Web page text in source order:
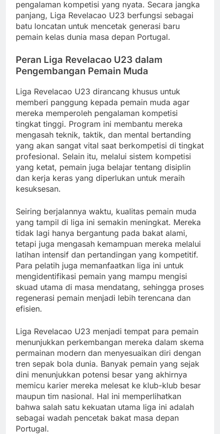
pengalaman kompetisi yang nyata. Secara jangka
panjang, Liga Revelacao U23 berfungsi sebagai
batu loncatan untuk mencetak generasi baru
pemain kelas dunia masa depan Portugal.
Peran Liga Revelacao U23 dalam
Pengembangan Pemain Muda
Liga Revelacao U23 dirancang khusus untuk
memberi panggung kepada pemain muda agar
mereka memperoleh pengalaman kompetisi
tingkat tinggi. Program ini membantu mereka
mengasah teknik, taktik, dan mental bertanding
yang akan sangat vital saat berkompetisi di tingkat
profesional. Selain itu, melalui sistem kompetisi
yang ketat, pemain juga belajar tentang disiplin
dan kerja keras yang diperlukan untuk meraih
kesuksesan.
Seiring berjalannya waktu, kualitas pemain muda
yang tampil di liga ini semakin meningkat. Mereka
tidak lagi hanya bergantung pada bakat alami,
tetapi juga mengasah kemampuan mereka melalui
latihan intensif dan pertandingan yang kompetitif.
Para pelatih juga memanfaatkan liga ini untuk
mengidentifikasi pemain yang mampu mengisi
skuad utama di masa mendatang, sehingga proses
regenerasi pemain menjadi lebih terencana dan
efisien.
Liga Revelacao U23 menjadi tempat para pemain
menunjukkan perkembangan mereka dalam skema
permainan modern dan menyesuaikan diri dengan
tren sepak bola dunia. Banyak pemain yang sejak
dini menunjukkan potensi besar yang akhirnya
memicu karier mereka melesat ke klub-klub besar
maupun tim nasional. Hal ini memperlihatkan
bahwa salah satu kekuatan utama liga ini adalah
sebagai wadah pencetak bakat masa depan
Portugal.